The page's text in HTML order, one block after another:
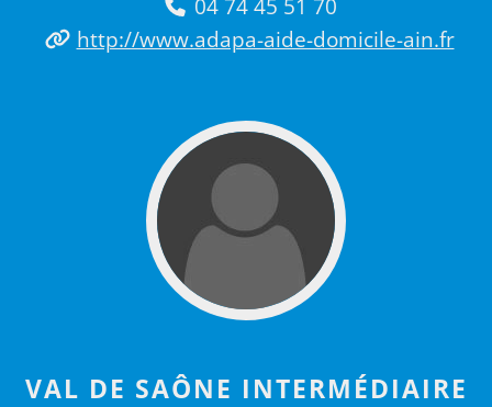
04 74 45 51 70
http://www.adapa-aide-domicile-ain.fr
VAL DE SAÔNE INTERMÉDIAIRE